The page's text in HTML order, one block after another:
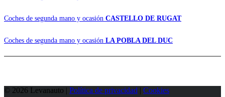
Coches de segunda mano y ocasión CASTELLO DE RUGAT
Coches de segunda mano y ocasión LA POBLA DEL DUC
© 2026 Levanauto | Política de privacidad | Cookies